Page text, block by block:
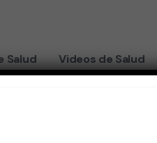
Salud Videos de Salud